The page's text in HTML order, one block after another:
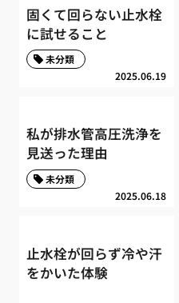
固くて回らない止水栓
に試せること
2025.06.19
未分類
私が排水管高圧洗浄を
見送った理由
2025.06.18
未分類
止水栓が回らず冷や汗
をかいた体験